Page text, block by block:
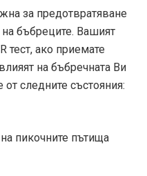
за предотвратяване
бъбреците. Вашият
тест, ако приемате
на бъбречната Ви
следните състояния:
пикочните пътища